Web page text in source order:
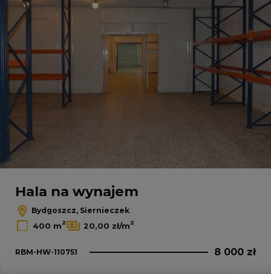
Hala na wynajem
Bydgoszcz, Siernieczek
400 m2 20,00 zł/m2
RBM-HW-110751 8 000 zł